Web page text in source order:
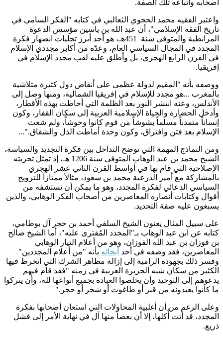
أصحابه وأتباعه تلك الصفة.
واعتبر الفقيه محمد الحجوي الثعالبي في كتابه "الفكر السامي في
تاريخ الفقه الإسلامي"، أن عبد الله بن ياسين مؤسس الدعوة
المرابطية والمتوفى سنة
451هـ، هو أحد أبرز تجليات انصهار فكرة
المجدد في المجال السياسي العام، وعدّه من أكابر مجددي الإسلام
في القرن الرابع الهجري، بل وأطلق عليه لقب مجدد الإسلام في
إفريقيا.
ووصفه بأنه "المقيم لدولة عظمى على أنقاض دول كثيرة متلاشية
بالمغرب ...هو مجدد للإسلام في إفريقيا الشمالية، ومنها وصل إلى
الأندلس، وعنه انتشر النور بعد الظلمة التي أحاطت بهذه الأقطار،
وأدخل الحضارة والحياة الإسلامية العربية إلى سكان القفار، وكون
إنساناً متمدناً مسلماً بشوشاً من قوم كانوا وحوشاً، ولم شعث
الإسلام بعد فتن وافتراق، وكون وحدة أماطت الذل والشقاق...".
ومن النماذج المهمة التي توضح التداخل بين فكرة التجديد والسياسة،
الشيخ محمد بن عبد الوهاب المتوفى سنة 1206 هـ، إذ تمثل تجربته
الإصلاحية التي قام بها في أواسط القرن الثاني عشر الهجري
بالمشاركة مع أمير الدرعية محمد بن سعود، مثالاً ممتازاً للترويج
السياسي الدعائي لفكرة المجدد، وهو ما يمكن أن نستشفه من
أقوال وكتابات أنصاره المعاصرين من أصحاب الفكر الوهابي، والذين
يسبغون عليه صفة التجديد.
على سبيل المثال يعنون الشيخ السلفي أحمد بن حجر آل بوطامي،
كتابه عن ابن عبد الوهاب بـ"المجدد المُفترى عليه"، أما الشيخ صالح
بن فوزان بن عبد الله الفوزان، وهو من أعلام التيار الوهابي
المعاصرين، فقد وصفه في أحد أبحاثه بأنه "من أعلام المجددين"
وفسر ذلك بجهوده الرامية إلى إزالة مظاهر الشرك التي انخرط فيها
الكثير من سكان شبه الجزيرة العربية في زمنه "فقد قام فيهم
يدعوهم إلى التوحيد وأن يخلصوا العبادة بجميع أنواعها لله، وأن يتركوا
ما كانوا يعبدونه من قبر أو طاغوت أو شجر أو حجر ".
وعلى الرغم من أن أغلبية المحاولات التي استعان أصحابها بفكرة
المجدد، قد أتت أُكلها، إلا أن بعضاً منها آل في نهاية الأمر إلى فشل
ذريع.